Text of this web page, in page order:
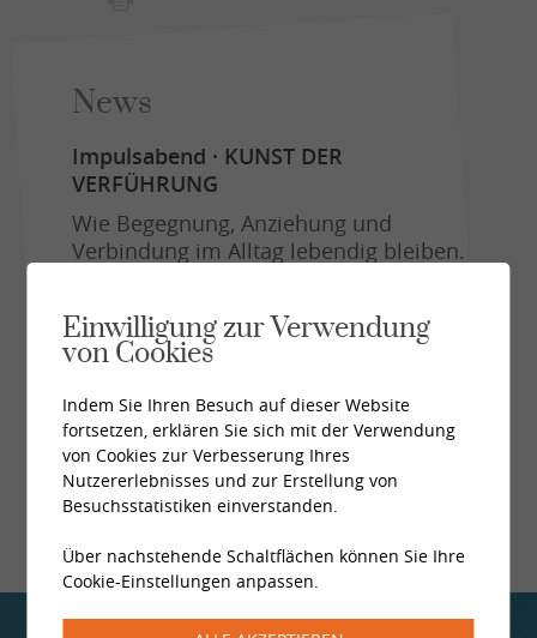
News
Impulsabend · KUNST DER
VERFÜHRUNG
Wie Begegnung, Anziehung und
Verbindung im Alltag lebendig bleiben.
Einwilligung zur Verwendung
von Cookies
Indem Sie Ihren Besuch auf dieser Website
fortsetzen, erklären Sie sich mit der Verwendung
von Cookies zur Verbesserung Ihres
Nutzererlebnisses und zur Erstellung von
Besuchsstatistiken einverstanden.
Über nachstehende Schaltflächen können Sie Ihre
Cookie-Einstellungen anpassen.